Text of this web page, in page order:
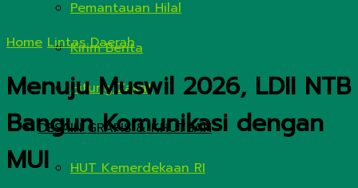
Pemantauan Hilal
Kirim Berita
Hitung Zakat
DESAIN GRAFIS & KHUTBAH
HUT Kemerdekaan RI
Home Lintas Daerah
Menuju Muswil 2026, LDII NTB
Bangun Komunikasi dengan
MUI